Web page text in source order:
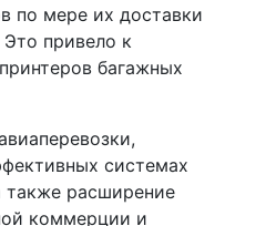
по мере их доставки
Это привело к
багажных
системах
также расширение
коммерции и